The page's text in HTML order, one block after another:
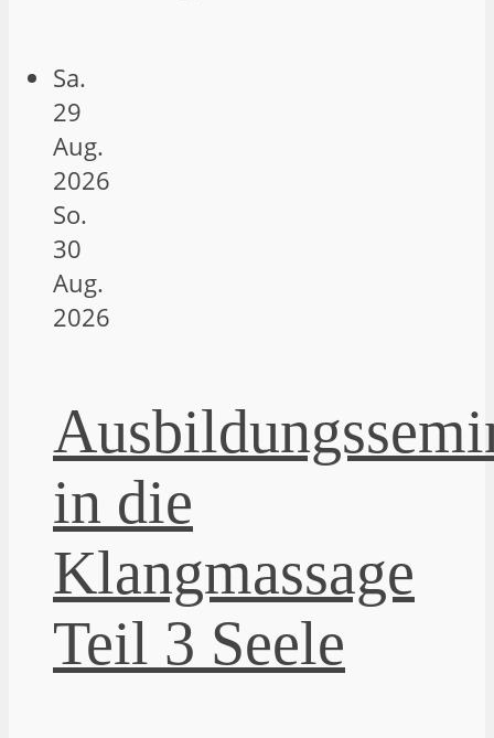
Sa.
29
Aug.
2026
So.
30
Aug.
2026
in die
Klangmassage
Teil 3 Seele